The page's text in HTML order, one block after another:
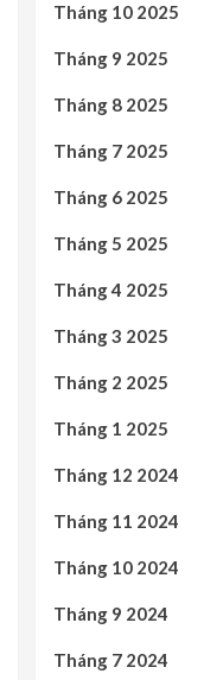
Tháng 10 2025
Tháng 9 2025
Tháng 8 2025
Tháng 7 2025
Tháng 6 2025
Tháng 5 2025
Tháng 4 2025
Tháng 3 2025
Tháng 2 2025
Tháng 1 2025
Tháng 12 2024
Tháng 11 2024
Tháng 10 2024
Tháng 9 2024
Tháng 7 2024